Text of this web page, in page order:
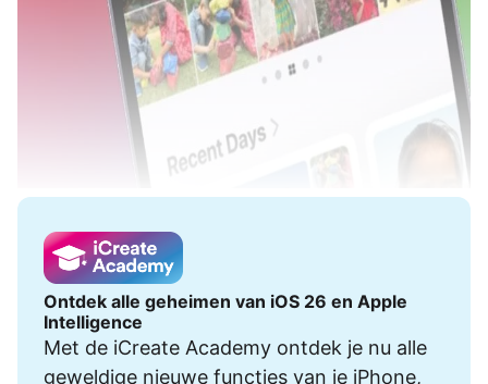
Ontdek alle geheimen van iOS 26 en Apple
Intelligence
Met de iCreate Academy ontdek je nu alle
geweldige nieuwe functies van je iPhone,